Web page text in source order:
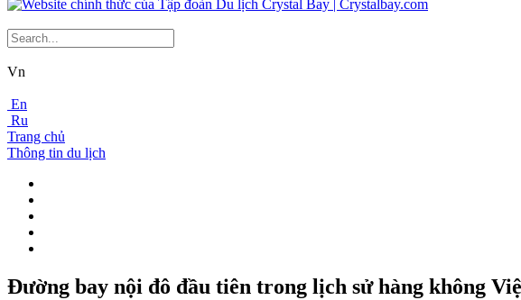
Vn
En
Ru
Trang chủ
Thông tin du lịch
Đường bay nội đô đầu tiên trong lịch sử hàng không